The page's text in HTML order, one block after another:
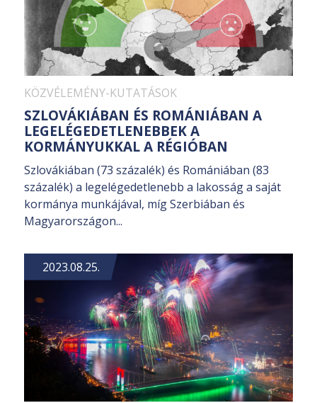
KÖZVÉLEMÉNY-KUTATÁSOK
SZLOVÁKIÁBAN ÉS ROMÁNIÁBAN A
LEGELÉGEDETLENEBBEK A
KORMÁNYUKKAL A RÉGIÓBAN
Szlovákiában (73 százalék) és Romániában (83
százalék) a legelégedetlenebb a lakosság a saját
kormánya munkájával, míg Szerbiában és
Magyarországon...
2023.08.25.